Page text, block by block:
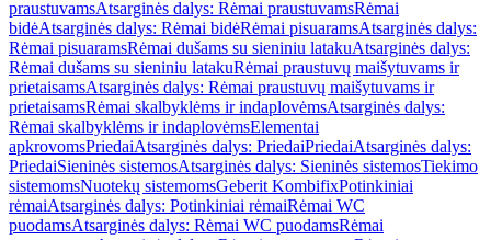
praustuvamsAtsarginės dalys: Rėmai praustuvamsRėmai
bidėAtsarginės dalys: Rėmai bidėRėmai pisuaramsAtsarginės dalys:
Rėmai pisuaramsRėmai dušams su sieniniu latakuAtsarginės dalys:
Rėmai dušams su sieniniu latakuRėmai praustuvų maišytuvams ir
prietaisamsAtsarginės dalys: Rėmai praustuvų maišytuvams ir
prietaisamsRėmai skalbyklėms ir indaplovėmsAtsarginės dalys:
Rėmai skalbyklėms ir indaplovėmsElementai
apkrovomsPriedaiAtsarginės dalys: PriedaiPriedaiAtsarginės dalys:
PriedaiSieninės sistemosAtsarginės dalys: Sieninės sistemosTiekimo
sistemomsNuotekų sistemomsGeberit KombifixPotinkiniai
rėmaiAtsarginės dalys: Potinkiniai rėmaiRėmai WC
puodamsAtsarginės dalys: Rėmai WC puodamsRėmai